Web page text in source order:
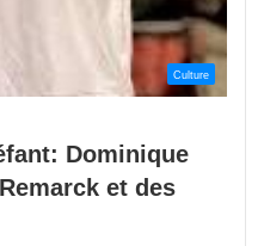
Culture
Dominique
et des